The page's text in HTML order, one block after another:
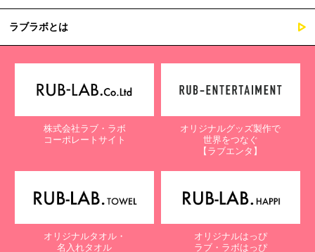
ラブラボとは
株式会社ラブ・ラボ
コーポレートサイト
オリジナルグッズ製作で
世界をつなぐ
【ラブエンタ】
オリジナルタオル・
名入れタオル
オリジナルはっぴ
ラブ・ラボはっぴ